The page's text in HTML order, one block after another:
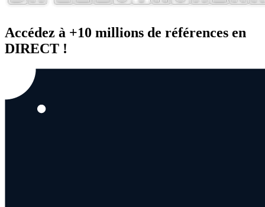
Accédez à +10 millions de références en
DIRECT !